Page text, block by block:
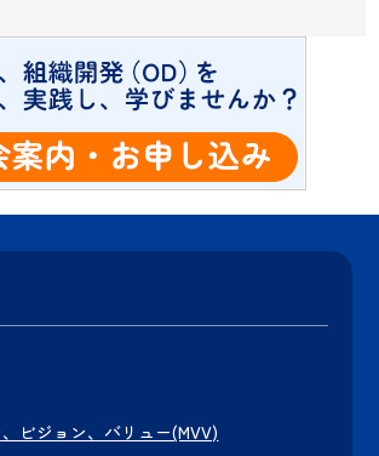
ビジョン、バリュー(MVV)